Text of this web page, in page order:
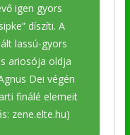
igen gyors
díszíti. A
lassú-gyors
ariosója oldja
Dei végén
finálé elemeit
zene.elte.hu)